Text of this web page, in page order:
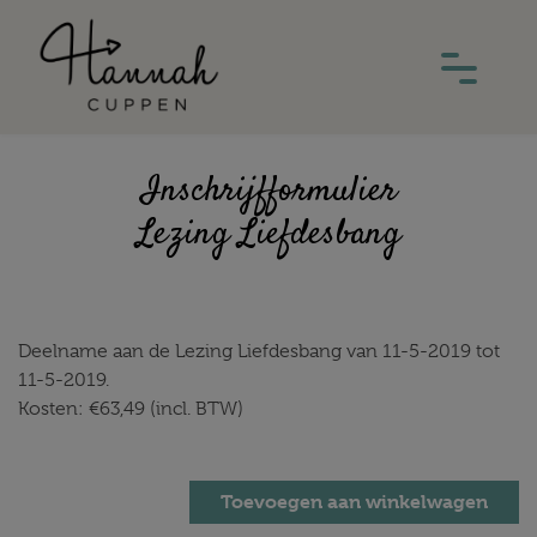
Inschrijfformulier
Lezing Liefdesbang
Deelname aan de Lezing Liefdesbang van 11-5-2019 tot
11-5-2019.
Kosten: €63,49 (incl. BTW)
Toevoegen aan winkelwagen